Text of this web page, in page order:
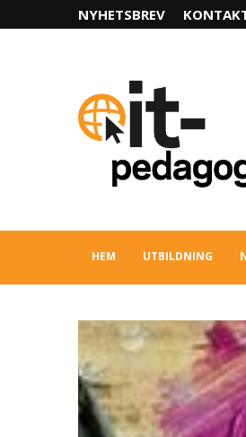
NYHETSBREV
HEM UTBILDNING